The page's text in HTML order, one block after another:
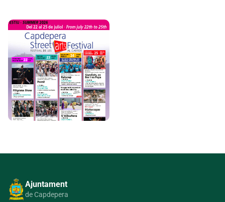
Ajuntament
de Capdepera